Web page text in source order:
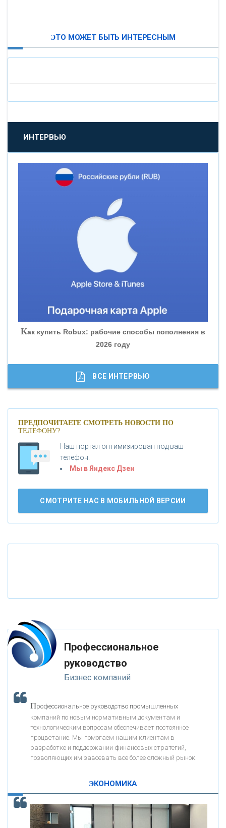
«БАНК САНКТ-ПЕТЕРБУРГ»
«ПРОМСВЯЗЬБАНК»
«НОВИКОМБАНК»
«ВНЕШПРОМБАНК»
«БАНК ГЛОБЭКС»
«СОВКОМБАНК»
«ГАЗПРОМБАНК»
«МОСКОВСКИЙ КРЕДИТНЫЙ БАНК»
«БАНК ВОЗРОЖДЕНИЕ»
АО «КРЕДИТ ЕВРОПА БАНК»
«ФК ОТКРЫТИЕ»
«ЗАПСИБКОМБАНК»
«РОСЕВРОБАНК»
«ПРЕСС-СЛУЖБА ВТБ24»
«АВТОГРАДБАНК»
ОНАС
ЭТО МОЖЕТ БЫТЬ ИНТЕРЕСНЫМ
ИНТЕРВЬЮ
Как купить Robux: рабочие способы пополнения в
2026 году
Банки.ру обновил логотип впервые за 19 лет -
К ак Система быстрых платежей за пять лет
ВСЕ ИНТЕРВЬЮ
ПРЕДПОЧИТАЕТЕ СМОТРЕТЬ НОВОСТИ ПО
ТЕЛЕФОНУ?
Наш портал оптимизирован под ваш
телефон.
Мы в Яндекс Дзен
СМОТРИТЕ НАС В МОБИЛЬНОЙ ВЕРСИИ
Профессиональное
руководство
Бизнес компаний
Профессиональное руководство промышленных
компаний по новым нормативным документам и
технологическим вопросам обеспечивает постоянное
процветание. Мы помогаем нашим клиентам в
разработке и поддержании финансовых стратегий,
позволяющих им завоевать все более сложный рынок.
ЭКОНОМИКА